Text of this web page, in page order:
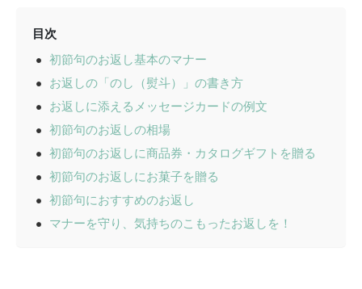
目次
初節句のお返し基本のマナー
お返しの「のし（熨斗）」の書き方
お返しに添えるメッセージカードの例文
初節句のお返しの相場
初節句のお返しに商品券・カタログギフトを贈る
初節句のお返しにお菓子を贈る
初節句におすすめのお返し
マナーを守り、気持ちのこもったお返しを！